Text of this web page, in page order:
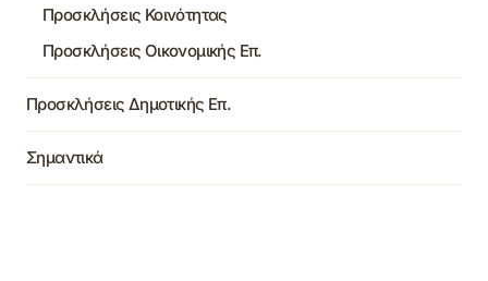
Προσκλήσεις Κοινότητας
Προσκλήσεις Οικονομικής Επ.
Προσκλήσεις Δημοτικής Επ.
Σημαντικά